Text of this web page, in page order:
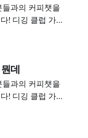
과의 커피챗을
! 디깅 클럽 가입
8월부터 가격이
데
과의 커피챗을
! 디깅 클럽 가입
8월부터 가격이